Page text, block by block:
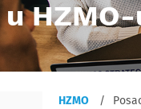
u
HZMO